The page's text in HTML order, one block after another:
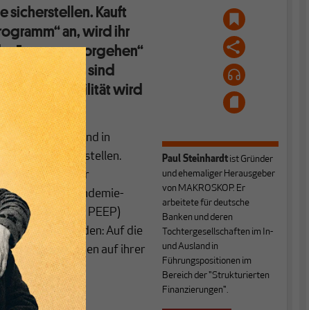
sicherstellen. Kauft
an, wird ihr
Eurozone vorgehen“
Spreads sind
Finanzstabilität wird
eingeleitet und in
einzustellen.
dass von einer
unter dem Pandemie-
Programme PEEP)
begrenzt worden: Auf die
Staatsanleihen auf ihrer
Paul Steinhardtist Gründer
und ehemaliger Herausgeber
von MAKROSKOP. Er
arbeitete für deutsche
Banken und deren
Tochtergesellschaften im In-
und Ausland in
Führungspositionen im
Bereich der "Strukturierten
Finanzierungen".